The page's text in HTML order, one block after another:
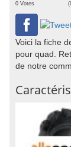
0 Votes
Voici la fiche
pour quad.
de notre